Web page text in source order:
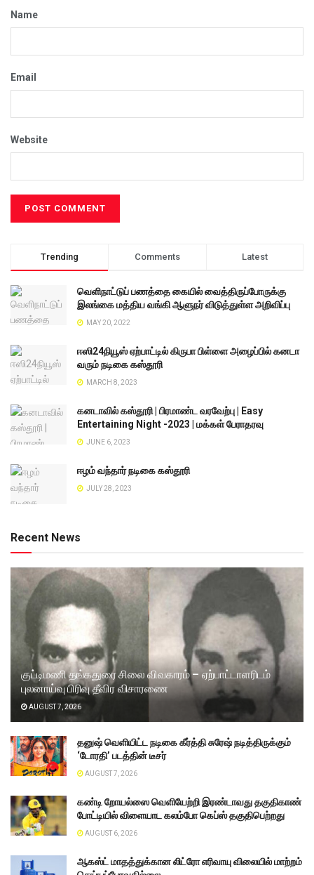
Name
Email
Website
Trending Comments Latest
வெளிநாட்டுப் பணத்தை கையில் வைத்திருப்போருக்கு
இலங்கை மத்திய வங்கி ஆளுநர் விடுத்துள்ள அறிவிப்பு
MAY 20, 2022
ஈஸி24நியூஸ் ஏற்பாட்டில் கிருபா பிள்ளை அழைப்பில் கனடா
வரும் நடிகை கஸ்தூரி
MARCH 8, 2023
கனடாவில் கஸ்தூரி | பிரமாண்ட வரவேற்பு | Easy
Entertaining Night -2023 | மக்கள் பேராதரவு
JUNE 6, 2023
ஈழம் வந்தார் நடிகை கஸ்தூரி
JULY 28, 2023
Recent News
குட்டிமணி தங்கதுரை சிலை விவகாரம் – ஏற்பாட்டாளரிடம்
புலனாய்வு பிரிவு தீவிர விசாரணை
AUGUST 7, 2026
தனுஷ் வெளியிட்ட நடிகை கீர்த்தி சுரேஷ் நடித்திருக்கும்
‘டோரதி’ படத்தின் டீசர்
AUGUST 7, 2026
கண்டி றோயல்ஸை வெளியேற்றி இரண்டாவது தகுதிகாண்
போட்டியில் விளையாட கலம்போ கெப்ஸ் தகுதிபெற்றது
AUGUST 6, 2026
ஆகஸ்ட் மாதத்துக்கான லிட்ரோ எரிவாயு விலையில் மாற்றம்